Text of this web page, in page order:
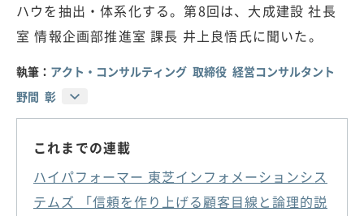
ハウを抽出・体系化する。第8回は、大成建設 社長
室 情報企画部推進室 課長 井上良悟氏に聞いた。
執筆： アクト・コンサルティング 取締役 経営コンサルタント
野間 彰
これまでの連載
ハイパフォーマー 東芝インフォメーションシス
テムズ 「信頼を作り上げる顧客目線と論理的説